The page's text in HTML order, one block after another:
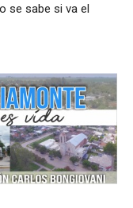
se sabe si va el